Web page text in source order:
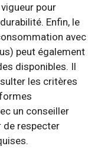
pour
Enfin, le
avec
peut également
disponibles. Il
les critères
un conseiller
de respecter